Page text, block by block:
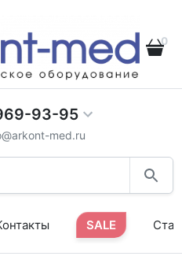
0
93-95
med.ru
SALE